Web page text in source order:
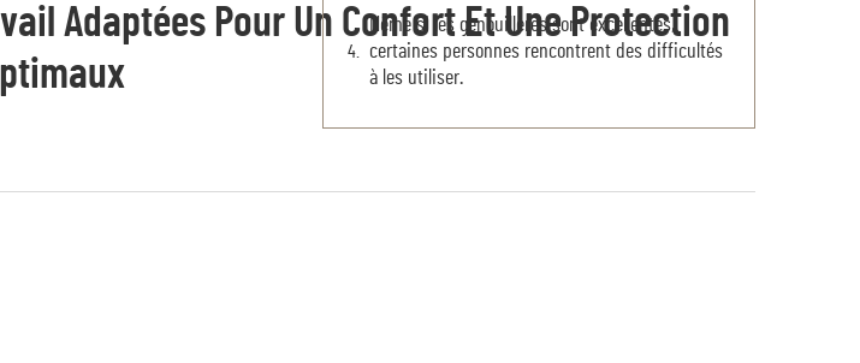
Adaptées Pour Un Confort Et Une Protection
Même si les genouillères sont excellentes,
certaines personnes rencontrent des difficultés
à les utiliser.